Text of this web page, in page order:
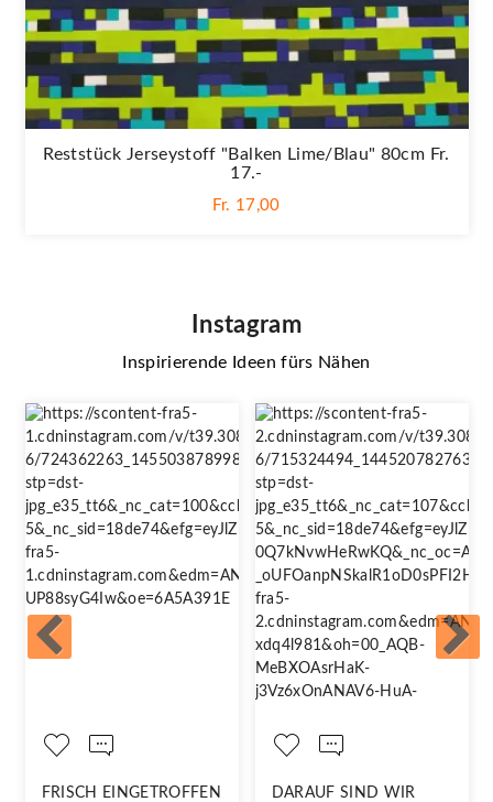
Reststück Jerseystoff "Balken Lime/blau" 80cm Fr.
17.-
Fr. 17,00
Instagram
Inspirierende Ideen fürs Nähen
FRISCH EINGETROFFEN
DARAUF SIND WIR